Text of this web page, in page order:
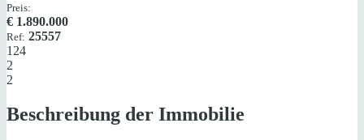
Preis:
€ 1.890.000
Ref: 25557
124
2
2
Beschreibung der Immobilie